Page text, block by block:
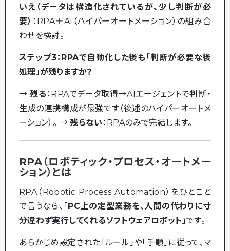
いえ（データは構造化されているが、少し判断が必
要） ：RPA＋AI（ハイパーオートメーション）の組み合
わせを検討。
ステップ3：RPAで自動化した後も「判断が必要な後
処理」が残りますか？
→残る ：RPAでデータ取得→AIエージェントで判断・
生成の連携構成が最強です（後述のハイパーオートメ
ーション）。 →残らない ：RPAのみで完結します。
RPA（ロボティック・プロセス・オートメー
ション）とは
RPA（Robotic Process Automation）をひとこと
で言うなら、「PC上の定型業務を、人間の代わりに寸
分違わず実行してくれるソフトウェアロボット 」です。
あらかじめ設定された「ルール」や「手順」に従って、マ